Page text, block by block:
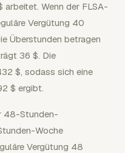
arbeitet. Wenn der FLSA-
Vergütung 40
Überstunden betragen
36 $. Die
$, sodass sich eine
$ ergibt.
48-Stunden-
Woche
Vergütung 48